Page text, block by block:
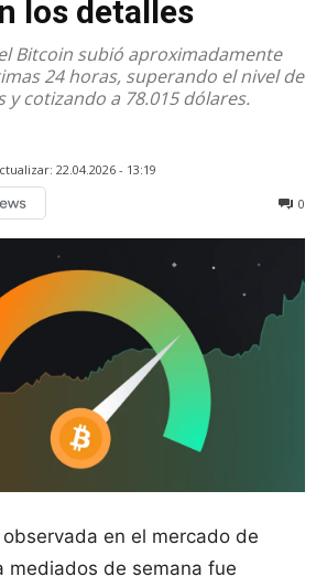
los detalles
Bitcoin subió aproximadamente
24 horas, superando el nivel de
y cotizando a 78.015 dólares.
22.04.2026 - 13:19
0
en el mercado de
mediados de semana fue